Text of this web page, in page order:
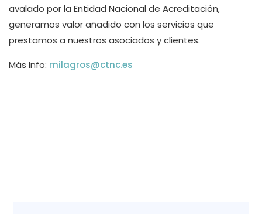
avalado por la Entidad Nacional de Acreditación,
generamos valor añadido con los servicios que
prestamos a nuestros asociados y clientes.
Más Info: milagros@ctnc.es